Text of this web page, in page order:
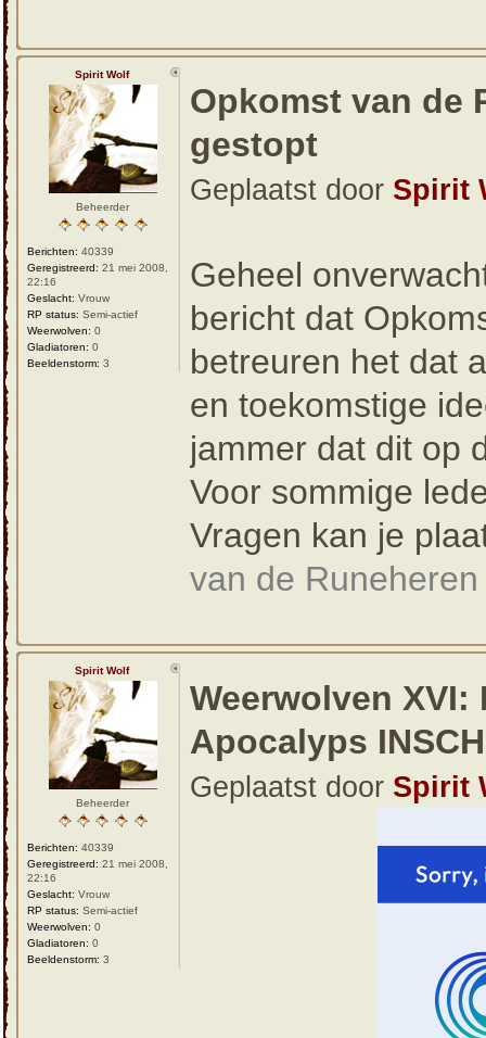
Spirit Wolf
Beheerder
Berichten: 40339
Geregistreerd: 21 mei 2008,
22:16
Geslacht: Vrouw
RP status: Semi-actief
Weerwolven: 0
Gladiatoren: 0
Beeldenstorm: 3
Opkomst van de
gestopt
Geplaatst door Spirit
Geheel
bericht dat
betreuren het dat
en toekomstige
jammer dat dit op
Voor sommige
Vragen kan je
van de
Spirit Wolf
Beheerder
Berichten: 40339
Geregistreerd: 21 mei 2008,
22:16
Geslacht: Vrouw
RP status: Semi-actief
Weerwolven: 0
Gladiatoren: 0
Beeldenstorm: 3
Weerwolven
Apocalyps
Geplaatst door Spirit